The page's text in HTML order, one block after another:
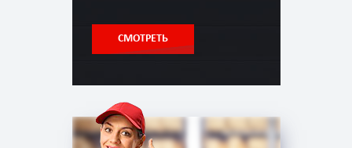
СМОТРЕТЬ